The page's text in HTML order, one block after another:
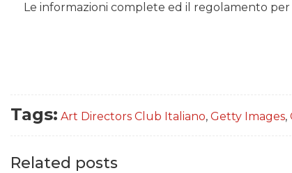
Le informazioni complete ed il regolamento
Tags: Art Directors Club Italiano, Getty Images,
Related posts